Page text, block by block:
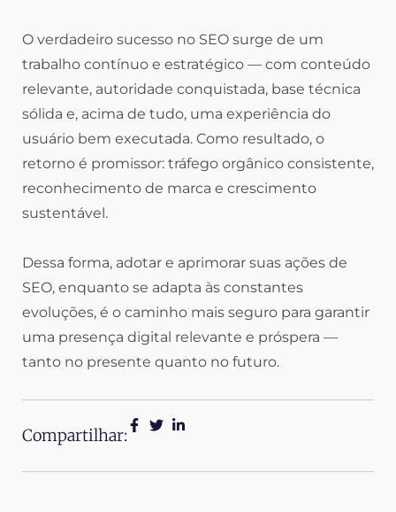
O verdadeiro sucesso no SEO surge de um
trabalho contínuo e estratégico — com conteúdo
relevante, autoridade conquistada, base técnica
sólida e, acima de tudo, uma experiência do
usuário bem executada. Como resultado, o
retorno é promissor: tráfego orgânico consistente,
reconhecimento de marca e crescimento
sustentável.
Dessa forma, adotar e aprimorar suas ações de
SEO, enquanto se adapta às constantes
evoluções, é o caminho mais seguro para garantir
uma presença digital relevante e próspera —
tanto no presente quanto no futuro.
Compartilhar: